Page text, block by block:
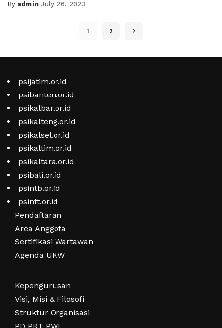
Posted
By admin July 26, 2023
1 2
psijatim.or.id
psibanten.or.id
psikalbar.or.id
psikalteng.or.id
psikalsel.or.id
psikaltim.or.id
psikaltara.or.id
psibali.or.id
psintb.or.id
psintt.or.id
Pendaftaran
Area Anggota
Sertifikasi Wartawan
Agenda UKW
Kepengurusan
Visi, Misi & Filosofi
Struktur Organisasi
PD PRT PWI